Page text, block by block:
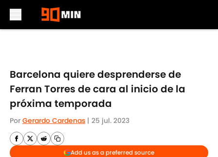
Barcelona quiere desprenderse de
Ferran Torres de cara al inicio de la
próxima temporada
Por Gerardo Cardenas | 25 jul. 2023
Add us as a preferred source